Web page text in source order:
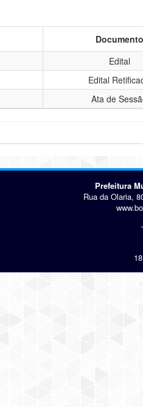
Documento
Edital
Edital
Ata de
Prefeitura
Rua da Olaria,